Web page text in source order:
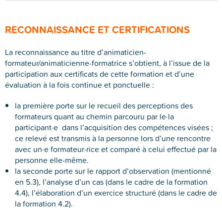
RECONNAISSANCE ET CERTIFICATIONS
La reconnaissance au titre d’animaticien-
formateur/animaticienne-formatrice s’obtient, à l’issue de la
participation aux certificats de cette formation et d’une
évaluation à la fois continue et ponctuelle :
la première porte sur le recueil des perceptions des
formateurs quant au chemin parcouru par le·la
participant·e dans l’acquisition des compétences visées ;
ce relevé est transmis à la personne lors d’une rencontre
avec un·e formateur·rice et comparé à celui effectué par la
personne elle-même.
la seconde porte sur le rapport d’observation (mentionné
en 5.3), l’analyse d’un cas (dans le cadre de la formation
4.4), l’élaboration d’un exercice structuré (dans le cadre de
la formation 4.2).